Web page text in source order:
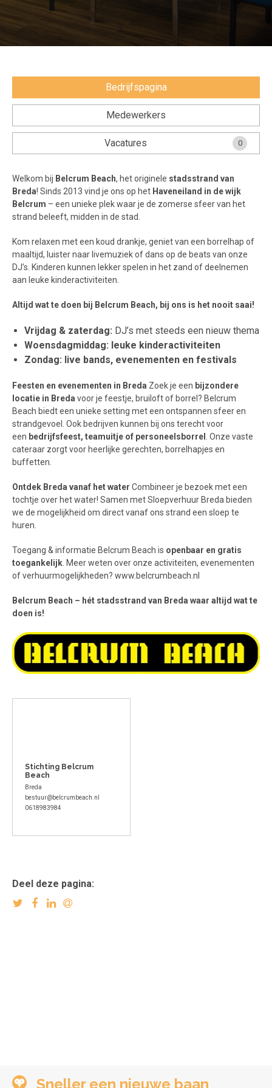
Veelgestelde vragen
Bedrijfspagina
Medewerkers
Vacatures 0
Welkom bij Belcrum Beach, het originele stadsstrand van
Breda! Sinds 2013 vind je ons op het Haveneiland in de wijk
Belcrum – een unieke plek waar je de zomerse sfeer van het
strand beleeft, midden in de stad.
Kom relaxen met een koud drankje, geniet van een borrelhap of
maaltijd, luister naar livemuziek of dans op de beats van onze
DJ’s. Kinderen kunnen lekker spelen in het zand of deelnemen
aan leuke kinderactiviteiten.
Altijd wat te doen bij Belcrum Beach, bij ons is het nooit saai!
Vrijdag & zaterdag: DJ’s met steeds een nieuw thema
Woensdagmiddag: leuke kinderactiviteiten
Zondag: live bands, evenementen en festivals
Feesten en evenementen in Breda Zoek je een bijzondere
locatie in Breda voor je feestje, bruiloft of borrel? Belcrum
Beach biedt een unieke setting met een ontspannen sfeer en
strandgevoel. Ook bedrijven kunnen bij ons terecht voor
een bedrijfsfeest, teamuitje of personeelsborrel
. Onze vaste
cateraar zorgt voor heerlijke gerechten, borrelhapjes en
buffetten.
Ontdek Breda vanaf het water Combineer je bezoek met een
tochtje over het water! Samen met Sloepverhuur Breda bieden
we de mogelijkheid om direct vanaf ons strand een sloep te
huren.
Toegang & informatie Belcrum Beach is openbaar en gratis
toegankelijk . Meer weten over onze activiteiten, evenementen
of verhuurmogelijkheden? www.belcrumbeach.nl
Belcrum Beach – hét stadsstrand van Breda waar altijd wat te
doen is!
Stichting Belcrum
Beach
Breda
bestuur@belcrumbeach.nl
0618983984
Deel deze pagina:
Sneller een nieuwe baan